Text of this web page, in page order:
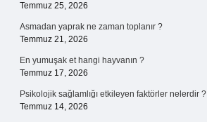
Temmuz 25, 2026
Asmadan yaprak ne zaman toplanır ?
Temmuz 21, 2026
En yumuşak et hangi hayvanın ?
Temmuz 17, 2026
Psikolojik sağlamlığı etkileyen faktörler nelerdir ?
Temmuz 14, 2026